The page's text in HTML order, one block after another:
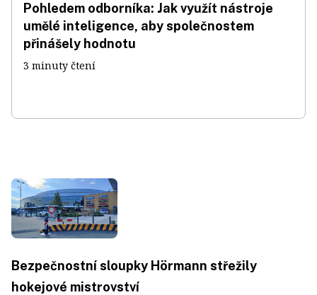
Pohledem odborníka: Jak využít nástroje
umělé inteligence, aby společnostem
přinášely hodnotu
3 minuty čtení
Bezpečnostní sloupky Hörmann střežily
hokejové mistrovství